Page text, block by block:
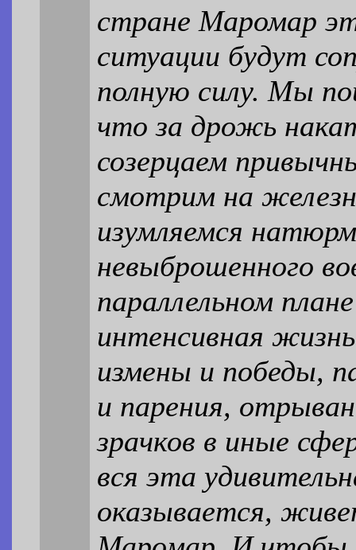
стране Маромар
ситуации будут
полную силу. Мы
что за дрожь
созерцаем
смотрим на
изумляемся
невыброшенного
параллельном
интенсивная
измены и победы,
и парения,
зрачков в иные
вся эта
оказывается,